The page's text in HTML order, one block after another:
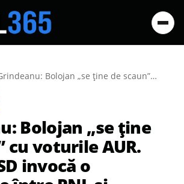
Grindeanu: Bolojan „se ține de scaun” cu voturile AUR. Liderul PSD invocă o înțelegere între PNL și partidul lui Simion
Bolojan „se ține
cu voturile AUR.
invocă o